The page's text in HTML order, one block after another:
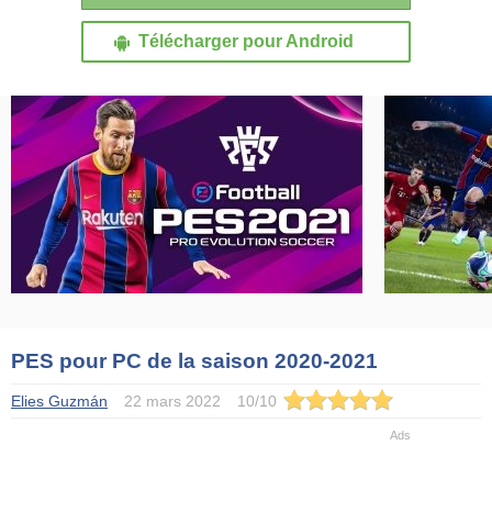
Télécharger pour Android
PES pour PC de la saison 2020-2021
Elies Guzmán 22 mars 2022 10/10